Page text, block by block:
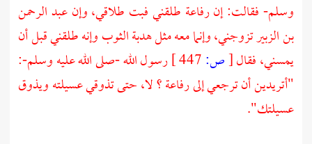
وسلم- فقالت: إنرفاعة طلقني فبت طلاقي، وإنعبد الرحمن
بن الزبيرتزوجني، وإنما معه مثل هدبة الثوب وإنه طلقني قبل أن
يمسني، فقال[ص:
رسول الله -صلى الله عليه وسلم-:
"أتريدين أن ترجعي إلىرفاعة؟ لا، حتى تذوقي عسيلته ويذوق
عسيلتك".